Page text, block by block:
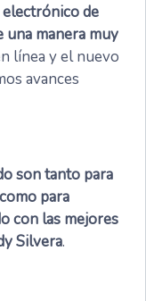
de
una manera muy
línea y el nuevo
avances
son tanto para
para
con las mejores
Silvera.